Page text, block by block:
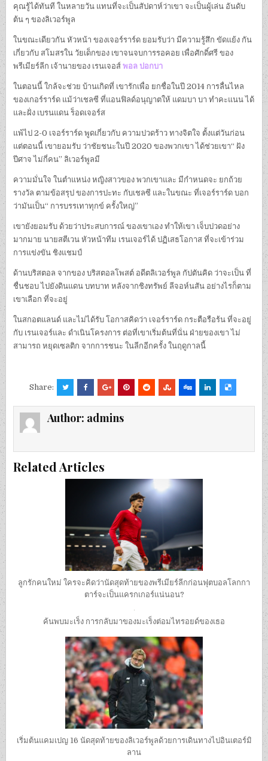
คุณรู้ได้ทันที ในหลายวัน แทนที่จะเป็นสัปดาห์ว่าเขา จะเป็นผู้เล่น อันดับ
ต้น ๆ ของลิเวอร์พูล
ในขณะเดียวกัน หัวหน้า ของเจอร์ราร์ด ยอมรับว่า มีความรู้สึก ขัดแย้ง กัน
เกี่ยวกับ สโมสรใน วัยเด็กของ เขาจนจบการรอคอย เพื่อศักดิ์ศรี ของ
พรีเมียร์ลีก เจ้านายของ เรนเจอส์พอล ปอกบา
ในตอนนี้ ใกล้จะช่วย บ้านเกิดที่ เขารักเพื่อ ยกชื่อในปี 2014 การลื่นไหล
ของเกอร์ราร์ด แม้ว่าเชลซี ที่แอนฟิลด์อนุญาตให้ แดมบา บา ทำคะแนน ได้
และฝั่ง เบรนแดน ร็อดเจอร์ส
แพ้ไป 2-0 เจอร์ราร์ด พูดเกี่ยวกับ ความปวดร้าว ทางจิตใจ ตั้งแต่วันก่อน
แต่ตอนนี้ เขายอมรับ ว่าชัยชนะในปี 2020 ของพวกเขา ได้ช่วยเขา“ ฝัง
ปีศาจ ไม่กี่คน” ลิเวอร์พูลมี
ความมั่นใจ ในตำแหน่ง หญิงสาวของ พวกเขาและ มีกำหนดจะ ยกถ้วย
รางวัล ตามข้อสรุป ของการปะทะ กับเชลซี และในขณะ ที่เจอร์ราร์ด บอก
ว่ามันเป็น“ การบรรเทาทุกข์ ครั้งใหญ่”
เขายังยอมรับ ด้วยว่าประสบการณ์ ของเขาเอง ทำให้เขา เจ็บปวดอย่าง
มากมาย นายสตีเวน หัวหน้าทีม เรนเจอร์ได้ ปฏิเสธโอกาส ที่จะเข้าร่วม
การแข่งขัน ชิงแชมป์
ด้านบริสตอล จากของ บริสตอลโพสต์ อดีตลิเวอร์พูล กัปตันคิด ว่าจะเป็น ที่
ชื่นชอบ ไปยังดินแดน บทบาท หลังจากชิงทรัพย์ ลีจอห์นสัน อย่างไรก็ตาม
เขาเลือก ที่จะอยู่
ในสกอตแลนด์ และไม่ได้รับ โอกาสคิดว่า เจอร์ราร์ด กระตือรือร้น ที่จะอยู่
กับ เรนเจอร์และ ดำเนินโครงการ ต่อที่เขาเริ่มต้นที่นั่น ฝ่ายของเขา ไม่
สามารถ หยุดเซลติก จากการชนะ ในลีกอีกครั้ง ในฤดูกาลนี้
Share:
Author: admins
Related Articles
ลูกรักคนใหม่ ใครจะคิดว่านัดสุดท้ายของพรีเมียร์ลีกก่อนฟุตบอลโลกกา
ตาร์จะเป็นแครกเกอร์แน่นอน?
ค้นพบมะเร็ง การกลับมาของมะเร็งต่อมไทรอยด์ของเธอ
เริ่มต้นแคมเปญ 16 นัดสุดท้ายของลิเวอร์พูลด้วยการเดินทางไปอินเตอร์มิ
ลาน